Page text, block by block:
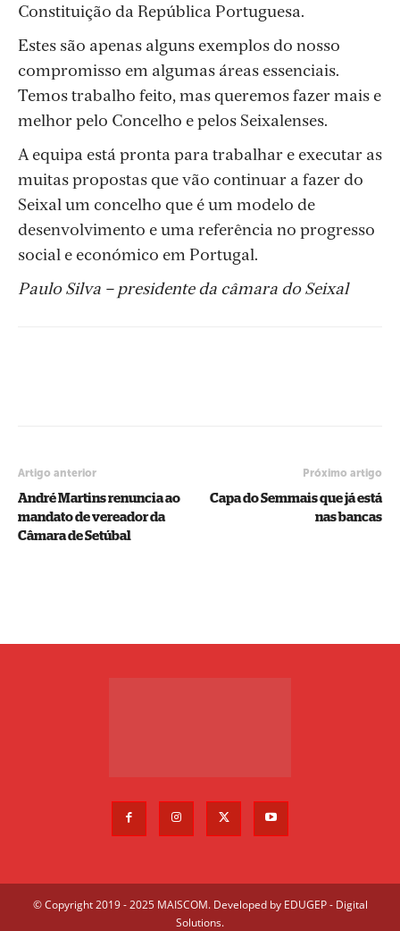
Constituição da República Portuguesa.
Estes são apenas alguns exemplos do nosso
compromisso em algumas áreas essenciais.
Temos trabalho feito, mas queremos fazer mais e
melhor pelo Concelho e pelos Seixalenses.
A equipa está pronta para trabalhar e executar as
muitas propostas que vão continuar a fazer do
Seixal um concelho que é um modelo de
desenvolvimento e uma referência no progresso
social e económico em Portugal.
Paulo Silva – presidente da câmara do Seixal
Artigo anterior
André Martins renuncia ao
mandato de vereador da
Câmara de Setúbal
Próximo artigo
Capa do Semmais que já está
nas bancas
© Copyright 2019 - 2025 MAISCOM. Developed by EDUGEP - Digital
Solutions.